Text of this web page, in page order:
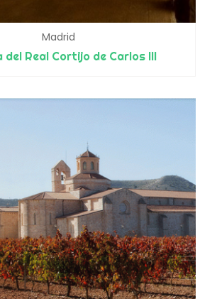
Madrid
del Real Cortijo de Carlos III